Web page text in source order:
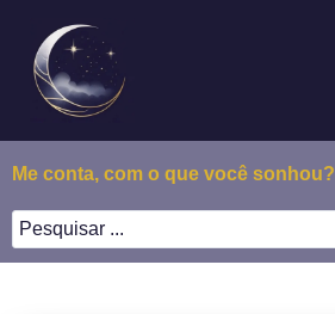
Me conta, com o que você sonhou?